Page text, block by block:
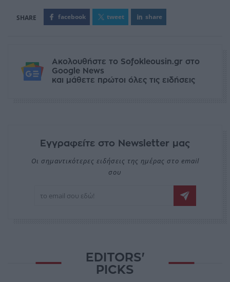
facebook tweet share
Ακολουθήστε το Sofokleousin.gr στο
Google News
και μάθετε πρώτοι όλες τις ειδήσεις
Εγγραφείτε στο Newsletter μας
Οι σημαντικότερες ειδήσεις της ημέρας στο email
σου
EDITORS'
PICKS